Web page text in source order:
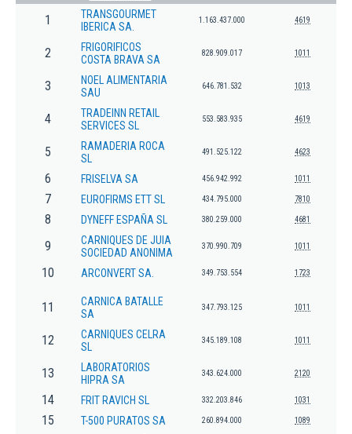
1
TRANSGOURMET
IBERICA SA.
1.163.437.000 4619
2
FRIGORIFICOS
COSTA BRAVA SA
828.909.017 1011
3
NOEL ALIMENTARIA
SAU
646.781.532 1013
4
TRADEINN RETAIL
SERVICES SL
553.583.935 4619
5
RAMADERIA ROCA
SL
491.525.122 4623
6 FRISELVA SA 456.942.992 1011
7 EUROFIRMS ETT SL 434.795.000 7810
8 DYNEFF ESPAÑA SL 380.259.000 4681
9
CARNIQUES DE JUIA
SOCIEDAD ANONIMA
370.990.709 1011
10 ARCONVERT SA. 349.753.554 1723
11
CARNICA BATALLE
SA
347.793.125 1011
12
CARNIQUES CELRA
SL
345.189.108 1011
13
LABORATORIOS
HIPRA SA
343.624.000 2120
14 FRIT RAVICH SL 332.203.846 1031
15 T-500 PURATOS SA 260.894.000 1089